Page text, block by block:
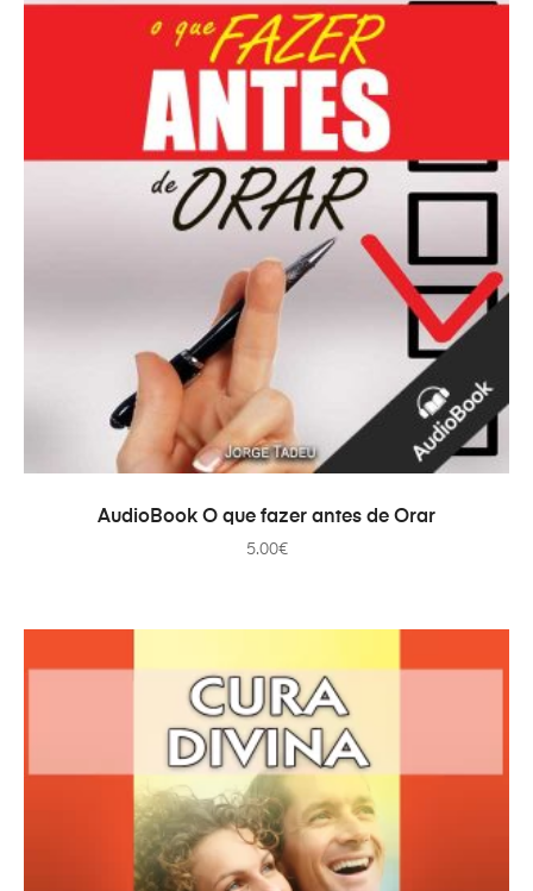
AÑADIR AL CARRITO
AudioBook O que fazer antes de Orar
5.00€